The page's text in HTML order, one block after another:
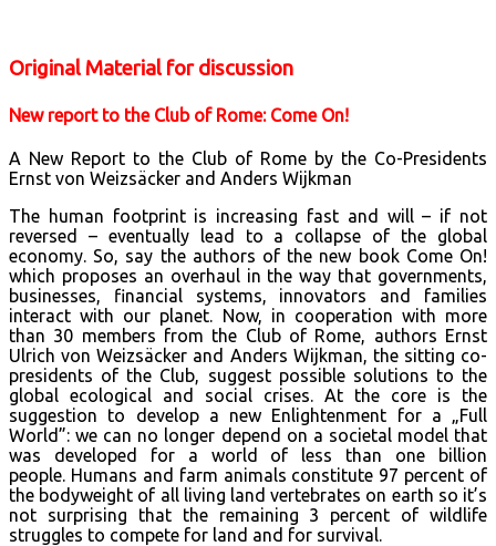
Original Material for discussion
New report to the Club of Rome: Come On!
A New Report to the Club of Rome by the Co-Presidents
Ernst von Weizsäcker and Anders Wijkman
The human footprint is increasing fast and will – if not
reversed – eventually lead to a collapse of the global
economy. So, say the authors of the new book Come On!
which proposes an overhaul in the way that governments,
businesses, financial systems, innovators and families
interact with our planet. Now, in cooperation with more
than 30 members from the Club of Rome, authors Ernst
Ulrich von Weizsäcker and Anders Wijkman, the sitting co-
presidents of the Club, suggest possible solutions to the
global ecological and social crises. At the core is the
suggestion to develop a new Enlightenment for a „Full
World”: we can no longer depend on a societal model that
was developed for a world of less than one billion
people. Humans and farm animals constitute 97 percent of
the bodyweight of all living land vertebrates on earth so it’s
not surprising that the remaining 3 percent of wildlife
struggles to compete for land and for survival.